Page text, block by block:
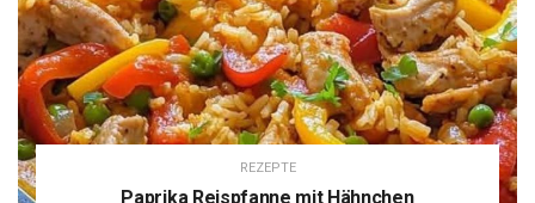
REZEPTE
Paprika Reispfanne mit Hähnchen